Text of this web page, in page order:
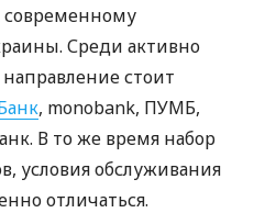
современному
Среди активно
стоит
, monobank, ПУМБ,
В то же время набор
условия обслуживания
отличаться.